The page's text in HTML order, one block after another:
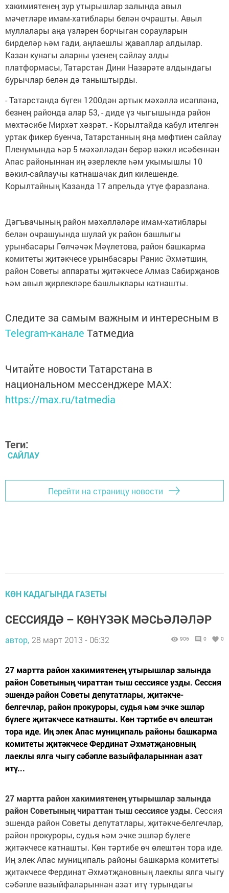
хакимиятенең зур утырышлар залында авыл
мәчетләре имам-хатиблары белән очрашты. Авыл
муллалары аңа үзләрен борчыган сорауларын
бирделәр һәм гади, аңлаешлы җаваплар алдылар.
Казан кунагы аларны үзенең сайлау алды
платформасы, Татарстан Дини Назарәте алдындагы
бурычлар белән дә таныштырды.
- Татарстанда бүген 1200дән артык мәхәллә исәпләнә,
безнең районда алар 53, - диде үз чыгышында район
мөхтәсибе Мирхәт хәзрәт. - Корылтайда кабул ителгән
уртак фикер буенча, Татарстанның яңа мөфтиен сайлау
Пленумында һәр 5 мәхәлләдән берәр вәкил исәбеннән
Апас районыннан иң әзерлекле һәм укымышлы 10
вәкил-сайлаучы катнашачак дип килешенде.
Корылтайның Казанда 17 апрельдә үтүе фаразлана.
Дәгъвачының район мәхәлләләре имам-хатиблары
белән очрашуында шулай ук район башлыгы
урынбасары Гөлчәчәк Мәүлетова, район башкарма
комитеты җитәкчесе урынбасары Ранис Әхмәтшин,
район Советы аппараты җитәкчесе Алмаз Сабирҗанов
һәм авыл җирлекләре башлыклары катнашты.
Следите за самым важным и интересным в
Telegram-канале Татмедиа
Читайте новости Татарстана в
национальном мессенджере MАХ:
https://max.ru/tatmedia
Теги:
САЙЛАУ
Перейти на страницу новости
КӨН КАДАГЫНДА ГАЗЕТЫ
СЕССИЯДӘ – КӨНҮЗӘК МӘСЬӘЛӘЛӘР
автор, 28 март 2013 - 06:32 906 0 0
27 мартта район хакимиятенең утырышлар залында
район Советының чираттан тыш сессиясе узды. Сессия
эшендә район Советы депутатлары, җитәкче-
белгечләр, район прокуроры, судья һәм эчке эшләр
бүлеге җитәкчесе катнашты. Көн тәртибе өч өлештән
тора иде. Иң элек Апас муниципаль районы башкарма
комитеты җитәкчесе Фердинат Әхмәтҗановның
лаеклы ялга чыгу сәбәпле вазыйфаларыннан азат
итү...
27 мартта район хакимиятенең утырышлар залында
район Советының чираттан тыш сессиясе узды. Сессия
эшендә район Советы депутатлары, җитәкче-белгечләр,
район прокуроры, судья һәм эчке эшләр бүлеге
җитәкчесе катнашты. Көн тәртибе өч өлештән тора иде.
Иң элек Апас муниципаль районы башкарма комитеты
җитәкчесе Фердинат Әхмәтҗановның лаеклы ялга чыгу
сәбәпле вазыйфаларыннан азат итү турындагы